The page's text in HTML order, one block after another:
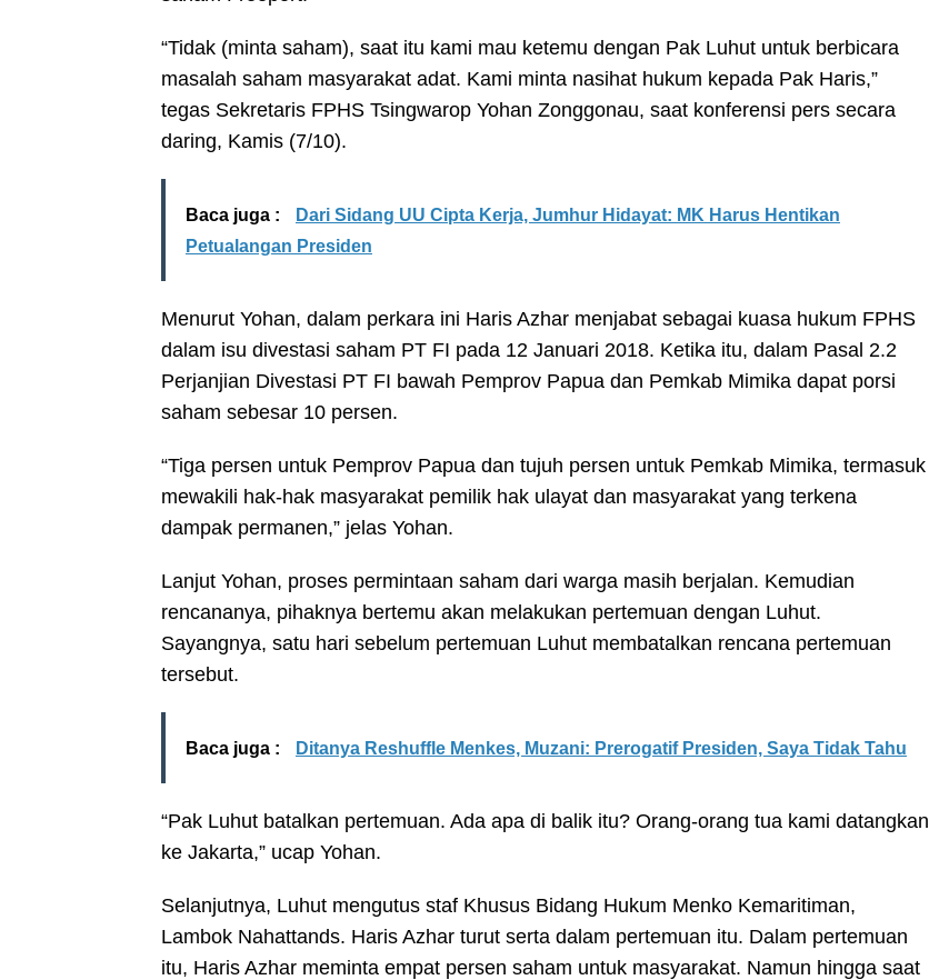
“Tidak (minta saham), saat itu kami mau ketemu dengan Pak Luhut untuk berbicara
masalah saham masyarakat adat. Kami minta nasihat hukum kepada Pak Haris,”
tegas Sekretaris FPHS Tsingwarop Yohan Zonggonau, saat konferensi pers secara
daring, Kamis (7/10).
Baca juga :
Dari Sidang UU Cipta Kerja, Jumhur Hidayat: MK Harus Hentikan
Petualangan Presiden
Menurut Yohan, dalam perkara ini Haris Azhar menjabat sebagai kuasa hukum FPHS
dalam isu divestasi saham PT FI pada 12 Januari 2018. Ketika itu, dalam Pasal 2.2
Perjanjian Divestasi PT FI bawah Pemprov Papua dan Pemkab Mimika dapat porsi
saham sebesar 10 persen.
“Tiga persen untuk Pemprov Papua dan tujuh persen untuk Pemkab Mimika, termasuk
mewakili hak-hak masyarakat pemilik hak ulayat dan masyarakat yang terkena
dampak permanen,” jelas Yohan.
Lanjut Yohan, proses permintaan saham dari warga masih berjalan. Kemudian
rencananya, pihaknya bertemu akan melakukan pertemuan dengan Luhut.
Sayangnya, satu hari sebelum pertemuan Luhut membatalkan rencana pertemuan
tersebut.
Baca juga : Ditanya Reshuffle Menkes, Muzani: Prerogatif Presiden, Saya Tidak Tahu
“Pak Luhut batalkan pertemuan. Ada apa di balik itu? Orang-orang tua kami datangkan
ke Jakarta,” ucap Yohan.
Selanjutnya, Luhut mengutus staf Khusus Bidang Hukum Menko Kemaritiman,
Lambok Nahattands. Haris Azhar turut serta dalam pertemuan itu. Dalam pertemuan
itu, Haris Azhar meminta empat persen saham untuk masyarakat. Namun hingga saat